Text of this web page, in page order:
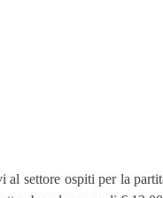
settore ospiti per la